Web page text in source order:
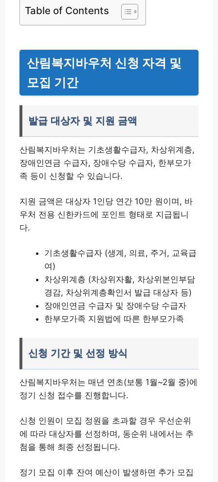
Table of Contents
산림복지바우처 신청 자격 및
모집 기간
발급 대상자 및 지원 금액
산림복지바우처는 기초생활수급자, 차상위계층,
장애인연금 수급자, 장애수당 수급자, 한부모가
족 등이 신청할 수 있습니다.
지원 금액은 대상자 1인당 연간 10만 원이며, 바
우처 전용 신한카드에 포인트 형태로 지급됩니
다.
기초생활수급자 (생계, 의료, 주거, 교육급
여)
차상위계층 (차상위자활, 차상위본인부담
경감, 차상위계층확인서 발급 대상자 등)
장애인연금 수급자 및 장애수당 수급자
한부모가족 지원법에 따른 한부모가족
신청 기간 및 선정 방식
산림복지바우처는 매년 연초(보통 1월~2월 중)에
정기 신청 접수를 진행합니다.
신청 인원이 모집 정원을 초과할 경우 우선순위
에 따라 대상자를 선정하며, 동순위 내에서는 추
첨을 통해 최종 선정됩니다.
정기 모집 이후 잔여 예산이 발생하면 추가 모집